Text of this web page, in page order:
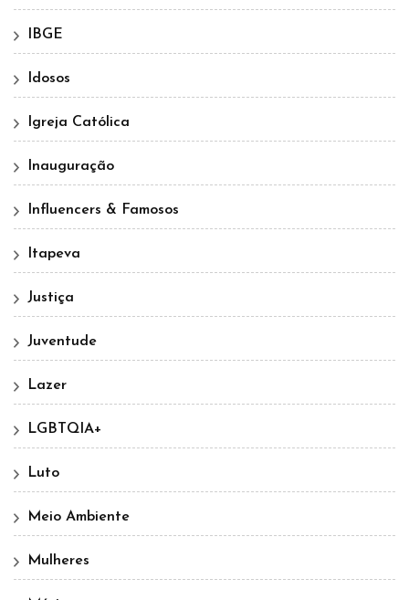
IBGE
Idosos
Igreja Católica
Inauguração
Influencers & Famosos
Itapeva
Justiça
Juventude
Lazer
LGBTQIA+
Luto
Meio Ambiente
Mulheres